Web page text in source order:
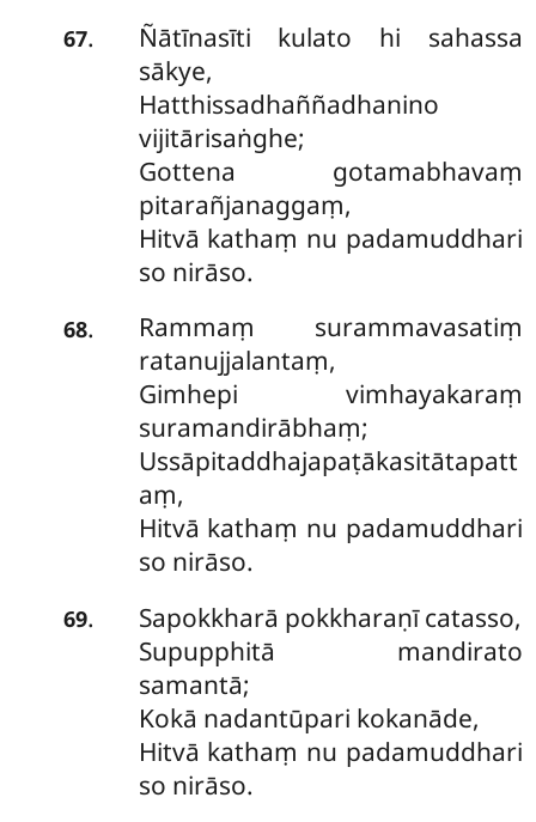
67.
Ñātīnasīti kulato hi sahassa
sākye,
Hatthissadhaññadhanino
vijitārisaṅghe;
Gottena gotamabhavaṃ
pitarañjanaggaṃ,
Hitvā kathaṃ nu padamuddhari
so nirāso.
68.
Rammaṃ surammavasatiṃ
ratanujjalantaṃ,
Gimhepi vimhayakaraṃ
suramandirābhaṃ;
Ussāpitaddhajapaṭākasitātapatt
aṃ,
Hitvā kathaṃ nu padamuddhari
so nirāso.
69.
Sapokkharā pokkharaṇī catasso,
Supupphitā mandirato
samantā;
Kokā nadantūpari kokanāde,
Hitvā kathaṃ nu padamuddhari
so nirāso.